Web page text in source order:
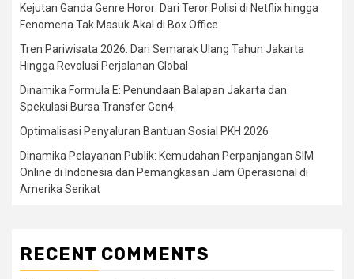
Kejutan Ganda Genre Horor: Dari Teror Polisi di Netflix hingga
Fenomena Tak Masuk Akal di Box Office
Tren Pariwisata 2026: Dari Semarak Ulang Tahun Jakarta
Hingga Revolusi Perjalanan Global
Dinamika Formula E: Penundaan Balapan Jakarta dan
Spekulasi Bursa Transfer Gen4
Optimalisasi Penyaluran Bantuan Sosial PKH 2026
Dinamika Pelayanan Publik: Kemudahan Perpanjangan SIM
Online di Indonesia dan Pemangkasan Jam Operasional di
Amerika Serikat
RECENT COMMENTS